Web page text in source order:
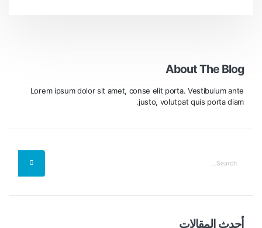
About The Blog
Lorem ipsum dolor sit amet, conse elit porta. Vestibulum ante
justo, volutpat quis porta diam.
أحدث المقالات